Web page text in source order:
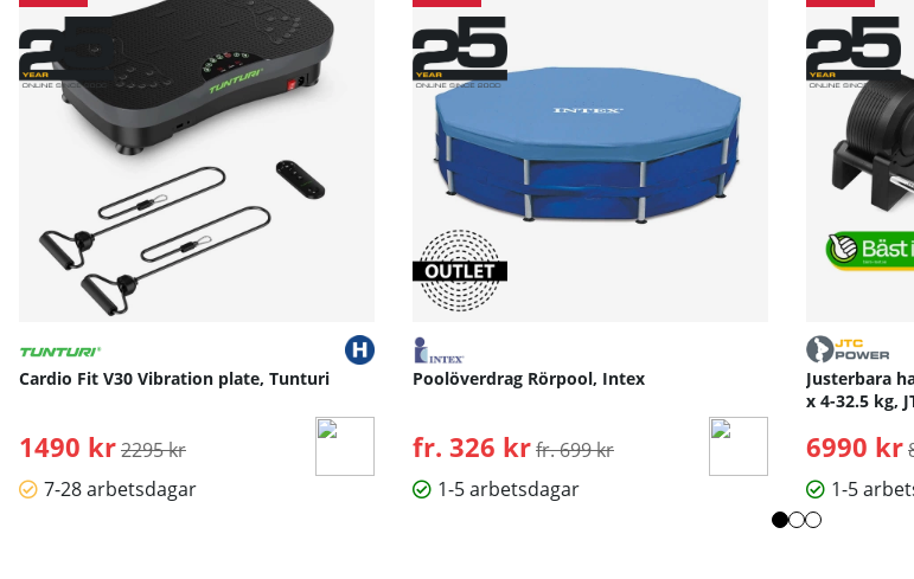
Cardio Fit V30 Vibration plate, Tunturi
1490 kr Ordinarie pris:
2295 kr
7-28 arbetsdagar
Poolöverdrag Rörpool, Intex
fr. 326 krOrdinarie pris:
fr. 699 kr
1-5 arbetsdagar
Justerbara
x 4-32.5 kg,
6990 kr
1-5